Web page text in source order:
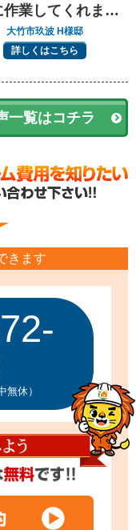
丁寧に作業してくれました
大竹市玖波 H様邸
詳しくはこちら
一覧はコチラ
きます
無休）